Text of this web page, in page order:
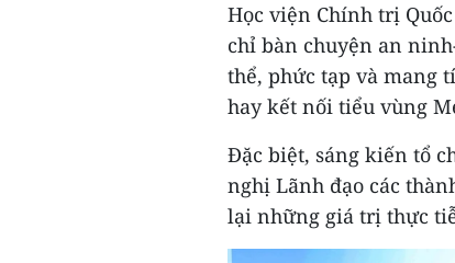
Học viện Chính trị
chỉ bàn chuyện an
thể, phức tạp và mang
hay kết nối tiểu vùng
Đặc biệt, sáng kiến tổ
nghị Lãnh đạo các
lại những giá trị thực